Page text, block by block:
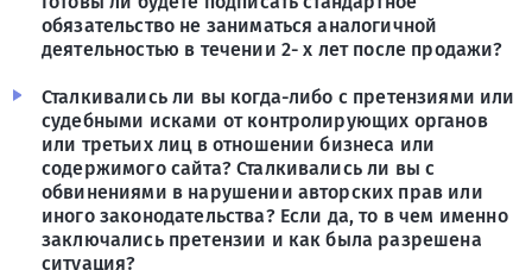
обязательство не заниматься аналогичной
деятельностью в течении 2- х лет после продажи?
Сталкивались ли вы когда-либо с претензиями или
судебными исками от контролирующих органов
или третьих лиц в отношении бизнеса или
содержимого сайта? Сталкивались ли вы с
обвинениями в нарушении авторских прав или
иного законодательства? Если да, то в чем именно
заключались претензии и как была разрешена
ситуация?